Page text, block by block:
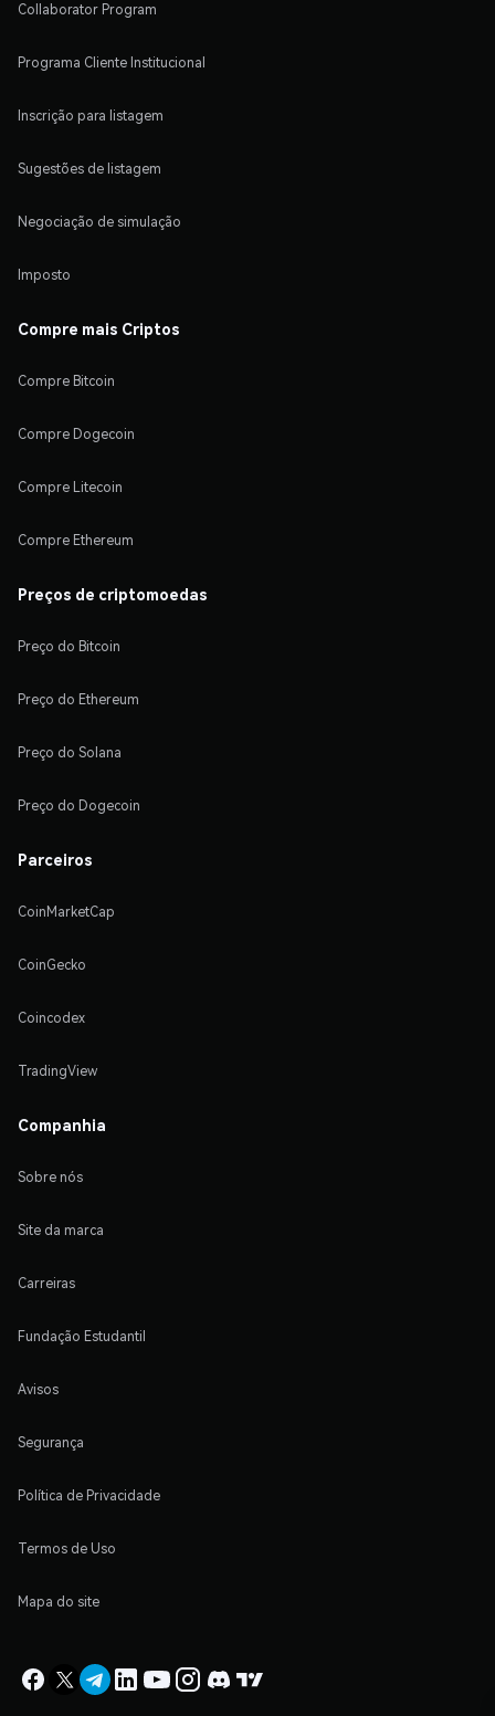
Collaborator Program
Programa Cliente Institucional
Inscrição para listagem
Sugestões de listagem
Negociação de simulação
Imposto
Compre mais Criptos
Compre Bitcoin
Compre Dogecoin
Compre Litecoin
Compre Ethereum
Preços de criptomoedas
Preço do Bitcoin
Preço do Ethereum
Preço do Solana
Preço do Dogecoin
Parceiros
CoinMarketCap
CoinGecko
Coincodex
TradingView
Companhia
Sobre nós
Site da marca
Carreiras
Fundação Estudantil
Avisos
Segurança
Política de Privacidade
Termos de Uso
Mapa do site